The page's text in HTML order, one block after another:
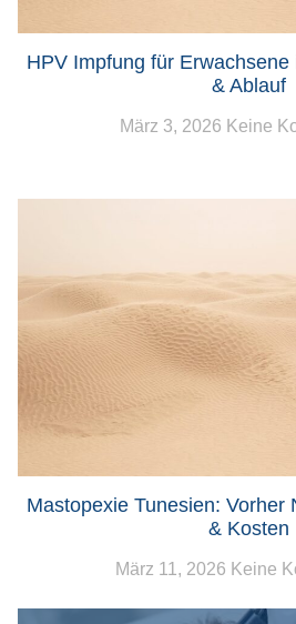
HPV Impfung für
& Ablauf
März 3, 2026 Keine
Mastopexie Tunesien: Vorher
& Kosten
März 11, 2026 Keine